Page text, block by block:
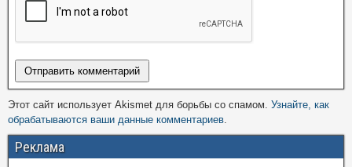
Этот сайт использует Akismet для борьбы со спамом. Узнайте, как
обрабатываются ваши данные комментариев.
Реклама